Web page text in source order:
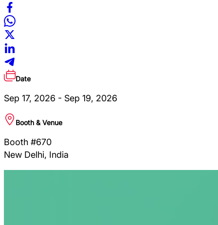
Date
Sep 17, 2026 - Sep 19, 2026
Booth & Venue
Booth #670
New Delhi, India